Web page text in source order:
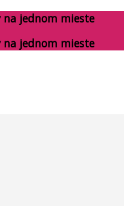
jednom mieste
jednom mieste